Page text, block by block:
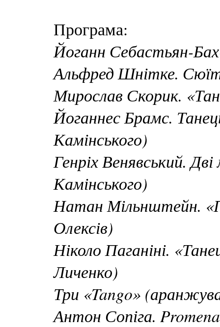
Програма:
Йоганн Себастьян-
Альфред Шнітке.
Мирослав Скорик.
Йоганнес Брамс.
Камінського)
Генріх Венявський.
Камінського)
Натан Мільнштейн.
Олексів)
Ніколо Паганіні.
Личенко)
Три «Tango»
Антон Сопіга.